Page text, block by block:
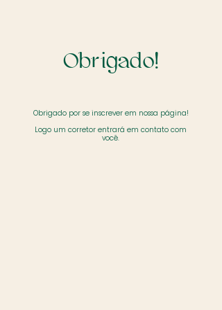
Obrigado!
Obrigado por se inscrever em nossa página!
Logo um corretor entrará em contato com
você.